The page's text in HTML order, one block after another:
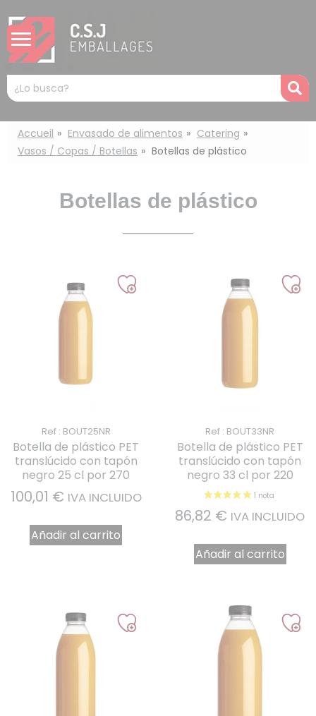
Mots
clés
:
Accueil Envasado de alimentos
Catering
Vasos / Copas / Botellas
Botellas de plástico
Botellas de plástico
Ref : BOUT25NR
Botella de plástico PET
translúcido con tapón
negro 25 cl por 270
100,01 € IVA INCLUIDO
Añadir al carrito
Ref : BOUT33NR
Botella de plástico PET
translúcido con tapón
negro 33 cl por 220
86,82 € IVA INCLUIDO
Añadir al carrito